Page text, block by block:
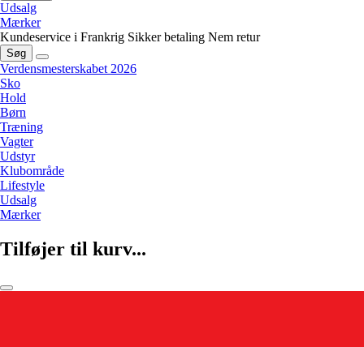
Udsalg
Mærker
Kundeservice i Frankrig Sikker betaling Nem retur
Søg
Verdensmesterskabet 2026
Sko
Hold
Børn
Træning
Vagter
Udstyr
Klubområde
Lifestyle
Udsalg
Mærker
Tilføjer til kurv...